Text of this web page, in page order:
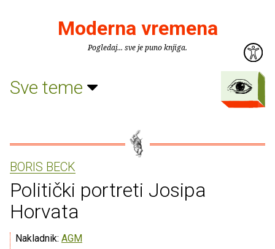
Moderna vremena
Pogledaj... sve je puno knjiga.
Sve teme
BORIS BECK
Politički portreti Josipa
Horvata
Nakladnik: AGM